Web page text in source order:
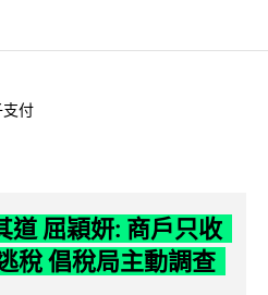
支付
道 屈穎妍: 商戶只收
稅 倡稅局主動調查